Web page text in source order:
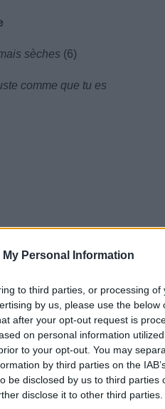
My Personal Information
to third parties, or processing of
by us, please use the below
after your opt-out request is
on personal information
to your opt-out. You may
by third parties on the
be disclosed by us to third parties
disclose it to other third parties.
sèches (6)
comme que tu es